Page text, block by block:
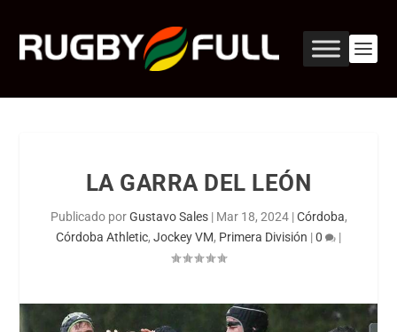
LA GARRA DEL LEÓN
Publicado porGustavo Sales| Mar 18, 2024|Córdoba,
Córdoba Athletic, Jockey VM, Primera División |0 |